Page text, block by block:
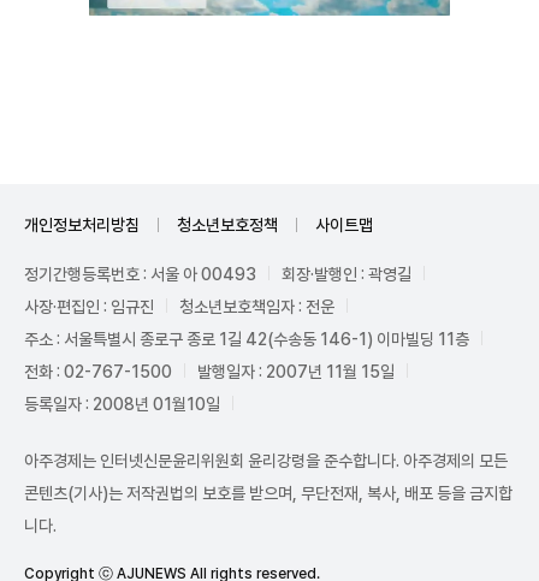
개인정보처리방침 청소년보호정책 사이트맵
정기간행등록번호 : 서울 아 00493
회장·발행인 : 곽영길
사장·편집인 : 임규진
청소년보호책임자 : 전운
주소 : 서울특별시 종로구 종로 1길 42(수송동 146-1) 이마빌딩 11층
전화 : 02-767-1500
발행일자 : 2007년 11월 15일
등록일자 : 2008년 01월10일
아주경제는 인터넷신문윤리위원회 윤리강령을 준수합니다. 아주경제의 모든
콘텐츠(기사)는 저작권법의 보호를 받으며, 무단전재, 복사, 배포 등을 금지합
니다.
Copyright ⓒ AJUNEWS All rights reserved.